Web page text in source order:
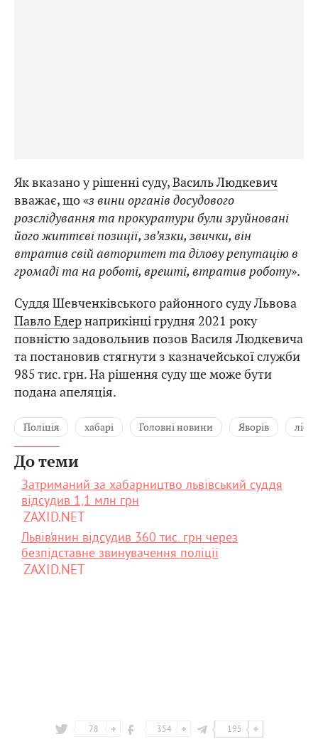
Як вказано у рішенні суду,Василь Людкевич
вважає, що «з вини органів досудового
розслідування та прокуратури були зруйновані
його життєві позиції, зв’язки, звички, він
втратив свій авторитет та ділову репутацію в
громаді та на роботі, врешті, втратив роботу».
Суддя Шевченківського районного суду Львова
Павло Едернаприкінці грудня 2021 року
повністю задовольнив позов Василя Людкевича
та постановив стягнути з казначейської служби
985 тис. грн. На рішення суду ще може бути
подана апеляція.
Поліція хабарі Головні новини Яворів
До теми
Затриманий за хабарництво львівський суддя
відсудив 1,1 млн грн
ZAXID.NET
Львів’янин відсудив 360 тис. грн через
безпідставне звинувачення поліції
ZAXID.NET
78 354 195